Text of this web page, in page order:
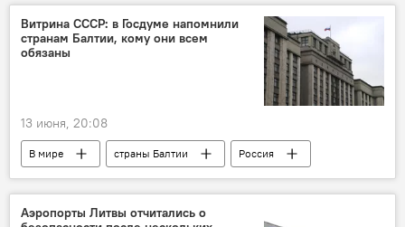
пограничники
контрабанда
Витрина СССР: в Госдуме напомнили
странам Балтии, кому они всем
обязаны
13 июня, 20:08
В мире страны Балтии
Россия
Госдума РФ
Прибалтика
СССР
Экономика
развитие
Аэропорты Литвы отчитались о